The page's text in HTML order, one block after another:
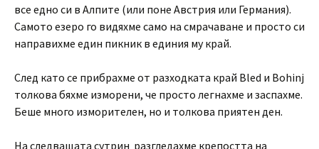
все едно си в Алпите (или поне Австрия или Германия).
Самото езеро го видяхме само на смрачаване и просто си
направихме един пикник в единия му край.
След като се прибрахме от разходката край Bled и Bohinj
толкова бяхме изморени, че просто легнахме и заспахме.
Беше много изморителен, но и толкова приятен ден.
На следващата сутрин разгледахме крепостта на